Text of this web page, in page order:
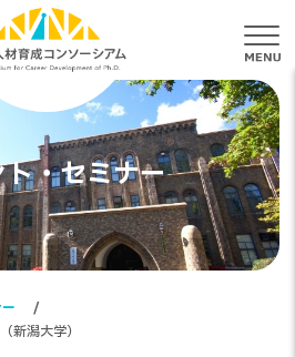
メ
・セミナー
新潟大学）